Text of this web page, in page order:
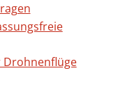
Drohnenflüge